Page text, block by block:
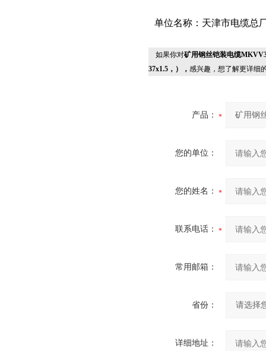
单位名称：天津市电缆总
如果你对矿用钢丝铠装电缆
37x1.5，）， 感兴趣，想了解更详细
产品：
您的单位：
您的姓名：
联系电话：
常用邮箱：
省份：
详细地址：